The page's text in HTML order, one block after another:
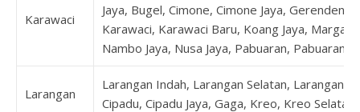
Karawaci
Jaya, Bugel, Cimone, Cimone Jaya, Gerendeng,
Karawaci, Karawaci Baru, Koang Jaya,
Nambo Jaya, Nusa Jaya, Pabuaran, Pabuaran
Larangan
Larangan Indah, Larangan Selatan, Larangan
Cipadu, Cipadu Jaya, Gaga, Kreo, Kreo Selatan